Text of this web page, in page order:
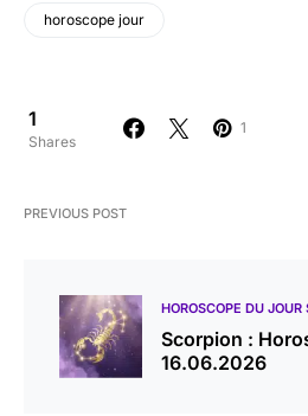
horoscope jour
1
Shares
1
PREVIOUS POST
HOROSCOPE DU JOUR
Scorpion :
16.06.2026